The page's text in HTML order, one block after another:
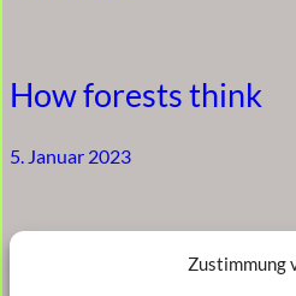
Zustimmung
How forests think
5. Januar 2023